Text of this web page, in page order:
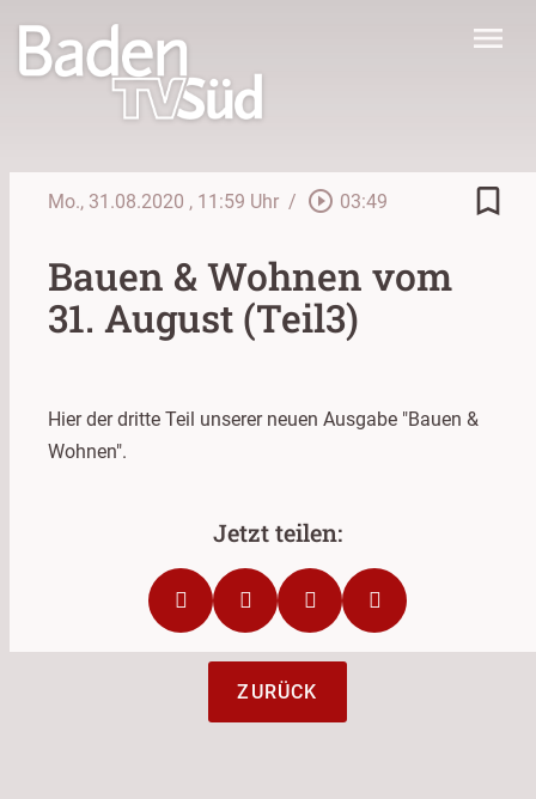
menu
Mo., 31.08.2020 , 11:59 Uhr / play_circle_outline 03:49 bookmark_border
Bauen & Wohnen vom
31. August (Teil3)
Hier der dritte Teil unserer neuen Ausgabe "Bauen &
Wohnen".
ZURÜCK